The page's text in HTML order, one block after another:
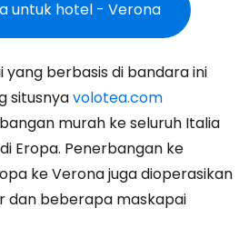
untuk hotel - Verona
yang berbasis di bandara ini
situsnyavolotea.com
murah ke seluruh Italia
Eropa. Penerbangan ke
ke Verona juga dioperasikan
dan beberapa maskapai